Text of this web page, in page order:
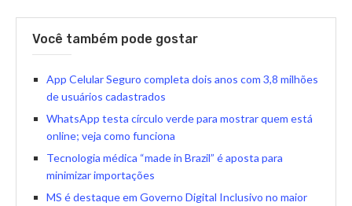
Você também pode gostar
App Celular Seguro completa dois anos com 3,8 milhões
de usuários cadastrados
WhatsApp testa círculo verde para mostrar quem está
online; veja como funciona
Tecnologia médica “made in Brazil” é aposta para
minimizar importações
MS é destaque em Governo Digital Inclusivo no maior